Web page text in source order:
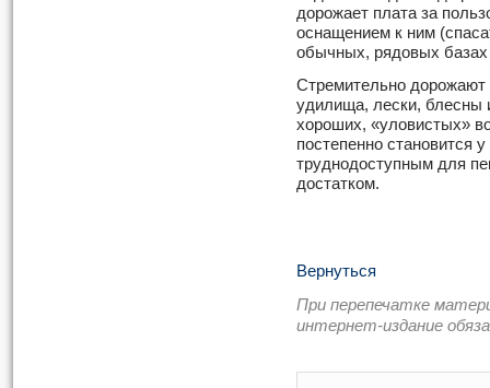
дорожает плата за
оснащением к ним
обычных, рядовых
Стремительно дорожают
удилища, лески, блесны
хороших, «уловистых»
постепенно становится
труднодоступным для
достатком.
Вернуться
При перепечатке
интернет-издание